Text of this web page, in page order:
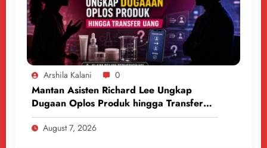
Arshila Kalani 0
Mantan Asisten Richard Lee Ungkap
Dugaan Oplos Produk hingga Transfer
Uang
August 7, 2026